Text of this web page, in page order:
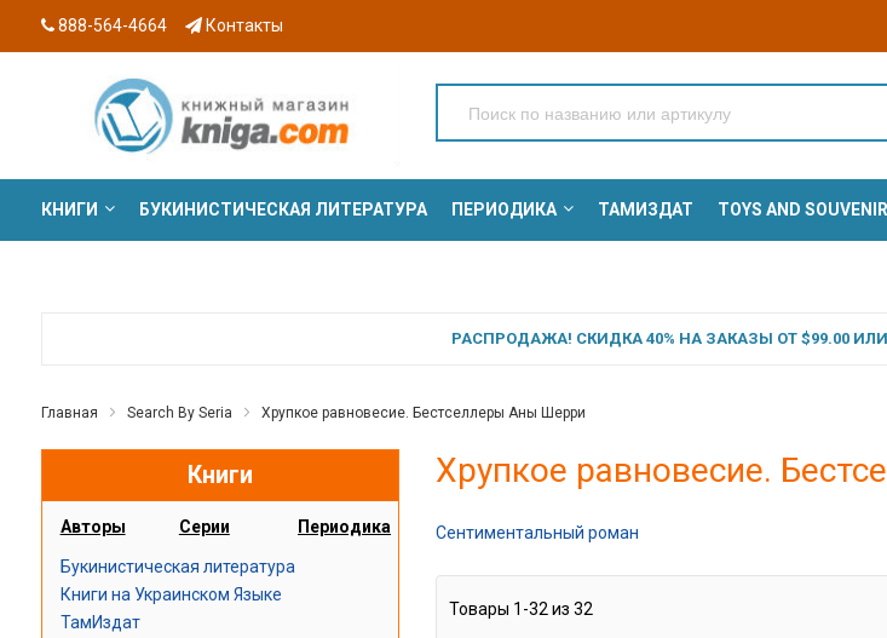
888-564-4664 Контакты
КНИГИ БУКИНИСТИЧЕСКАЯ ЛИТЕРАТУРА ПЕРИОДИКА ТАМИЗДАТ TOYS AND
РАСПРОДАЖА! СКИДКА 40% НА ЗАКАЗЫ ОТ $99.00
Главная Search By Seria Хрупкое равновесие. Бестселлеры Аны Шерри
Книги
Авторы Серии Периодика
Букинистическая литература
Книги на Украинском Языке
ТамИздат
Хрупкое равновесие.
Сентиментальный роман
Товары 1 -32 из32